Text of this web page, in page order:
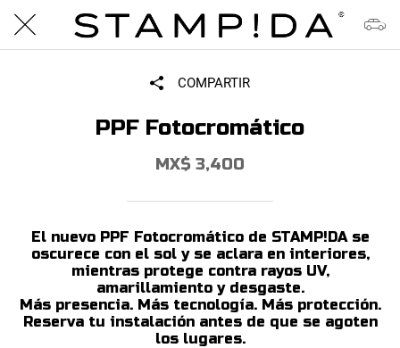
COMPARTIR
PPF Fotocromático
MX$ 3,400
El nuevo PPF Fotocromático de STAMP!DA se
oscurece con el sol y se aclara en interiores,
mientras protege contra rayos UV,
amarillamiento y desgaste.
Más presencia. Más tecnología. Más protección.
Reserva tu instalación antes de que se agoten
los lugares.